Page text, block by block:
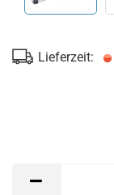
Lieferzeit: